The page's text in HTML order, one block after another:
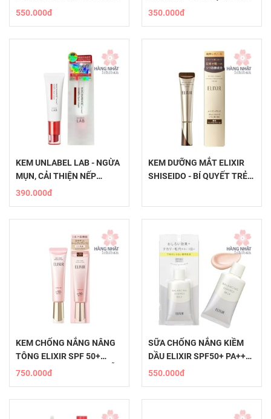
UV
550.000đ
DƯỠNG ĐÔI TAY KHỎE
350.000đ
KEM UNLABEL LAB - NGỪA
MỤN, CẢI THIỆN NẾP
NHĂN, MỜ THÂM QUẦNG
390.000đ
KEM DƯỠNG MẮT ELIXIR
SHISEIDO - BÍ QUYẾT TRẺ
KEM CHỐNG NẮNG NÂNG
TÔNG ELIXIR SPF 50+
PA++++ - RẠNG RỠ DA MỖI
750.000đ
SỮA CHỐNG NẮNG KIỀM
DẦU ELIXIR SPF50+ PA++++
- DƯỠNG ẨM HOÀN HẢO
550.000đ